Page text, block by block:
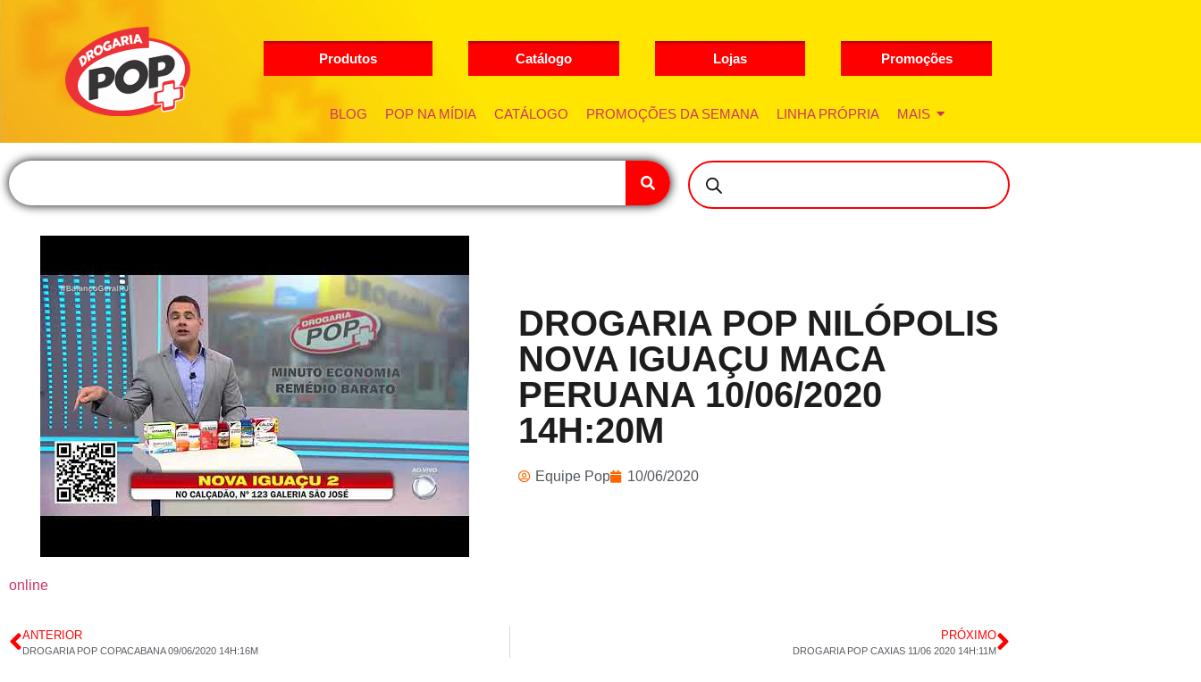
Produtos Catálogo Lojas Promoções
BLOG POP NA MÍDIA CATÁLOGO PROMOÇÕES DA SEMANA LINHA PRÓPRIA MAIS
DROGARIA POP NILÓPOLIS
NOVA IGUAÇU MACA
PERUANA 10/06/2020
14H:20M
Equipe Pop 10/06/2020
online
ANTERIOR
DROGARIA POP COPACABANA 09/06/2020 14H:16M
PRÓXIMO
DROGARIA POP CAXIAS 11/06 2020 14H:11M